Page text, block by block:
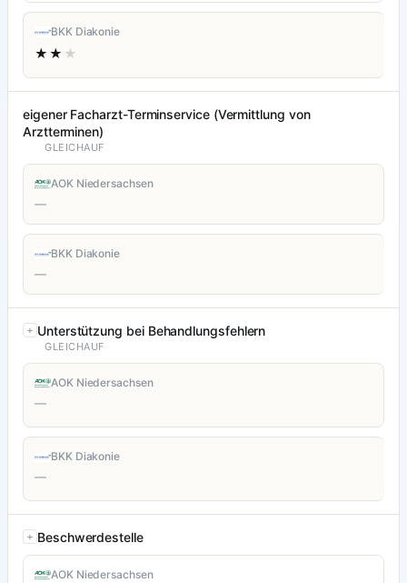
BKK Diakonie
★★ ★
eigener Facharzt-Terminservice (Vermittlung von
Arztterminen)
GLEICHAUF
AOK Niedersachsen
—
BKK Diakonie
—
Unterstützung bei Behandlungsfehlern
GLEICHAUF
AOK Niedersachsen
—
BKK Diakonie
—
Beschwerdestelle
AOK Niedersachsen